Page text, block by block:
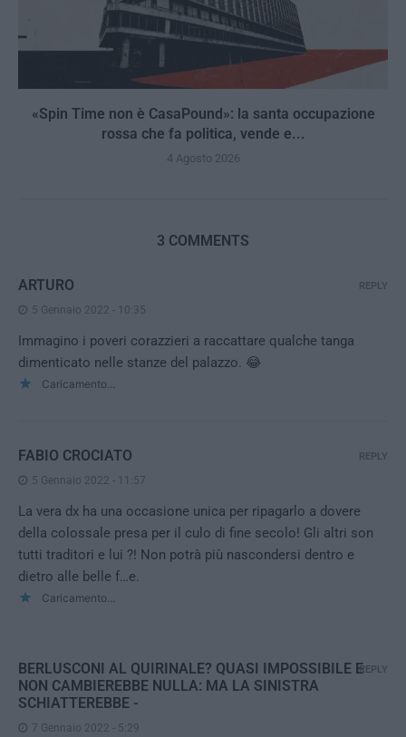
«Spin Time non è CasaPound»: la santa occupazione
rossa che fa politica, vende e...
4 Agosto 2026
3 COMMENTS
ARTURO
5 Gennaio 2022 - 10:35
Immagino i poveri corazzieri a raccattare qualche tanga
dimenticato nelle stanze del palazzo. 😂
Caricamento...
REPLY
FABIO CROCIATO
5 Gennaio 2022 - 11:57
La vera dx ha una occasione unica per ripagarlo a dovere
della colossale presa per il culo di fine secolo! Gli altri son
tutti traditori e lui ?! Non potrà più nascondersi dentro e
dietro alle belle f…e.
Caricamento...
REPLY
BERLUSCONI AL QUIRINALE? QUASI IMPOSSIBILE E
NON CAMBIEREBBE NULLA: MA LA SINISTRA
SCHIATTEREBBE -
7 Gennaio 2022 - 5:29
REPLY